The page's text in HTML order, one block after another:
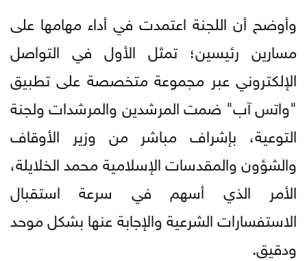
وأوضح أن اللجنة اعتمدت في أداء مهامها على
مسارين رئيسين؛ تمثل الأول في التواصل
الإلكتروني عبر مجموعة متخصصة على تطبيق
"واتس آب" ضمت المرشدين والمرشدات ولجنة
التوعية، بإشراف مباشر من وزير الأوقاف
والشؤون والمقدسات الإسلامية محمد الخلايلة،
الأمر الذي أسهم في سرعة استقبال
الاستفسارات الشرعية والإجابة عنها بشكل موحد
ودقيق.